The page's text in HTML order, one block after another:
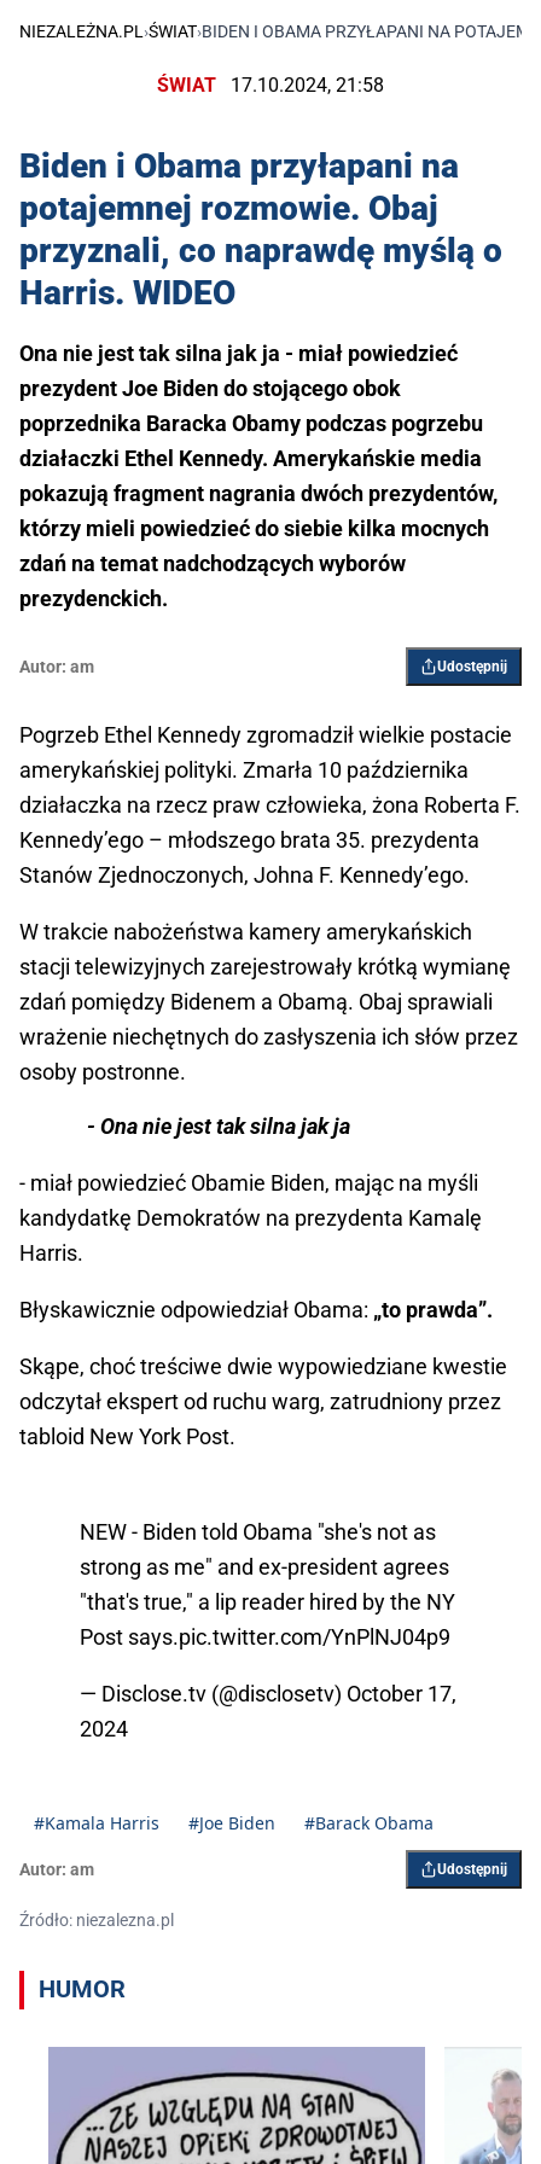
NIEZALEŻNA.PL ›ŚWIAT›BIDEN I OBAMA PRZYŁAPANI NA
ŚWIAT 17.10.2024, 21:58
Biden i Obama przyłapani na
potajemnej rozmowie. Obaj
przyznali, co naprawdę myślą o
Harris. WIDEO
Ona nie jest tak silna jak ja - miał powiedzieć
prezydent Joe Biden do stojącego obok
poprzednika Baracka Obamy podczas pogrzebu
działaczki Ethel Kennedy. Amerykańskie media
pokazują fragment nagrania dwóch prezydentów,
którzy mieli powiedzieć do siebie kilka mocnych
zdań na temat nadchodzących wyborów
prezydenckich.
Autor: am Udostępnij
Pogrzeb Ethel Kennedy zgromadził wielkie postacie
amerykańskiej polityki. Zmarła 10 października
działaczka na rzecz praw człowieka, żona Roberta F.
Kennedy’ego – młodszego brata 35. prezydenta
Stanów Zjednoczonych, Johna F. Kennedy’ego.
W trakcie nabożeństwa kamery amerykańskich
stacji telewizyjnych zarejestrowały krótką wymianę
zdań pomiędzy Bidenem a Obamą. Obaj sprawiali
wrażenie niechętnych do zasłyszenia ich słów przez
osoby postronne.
- Ona nie jest tak silna jak ja
- miał powiedzieć Obamie Biden, mając na myśli
kandydatkę Demokratów na prezydenta Kamalę
Harris.
Błyskawicznie odpowiedział Obama: „to prawda”.
Skąpe, choć treściwe dwie wypowiedziane kwestie
odczytał ekspert od ruchu warg, zatrudniony przez
tabloid New York Post.
NEW - Biden told Obama "she's not as
strong as me" and ex-president agrees
"that's true," a lip reader hired by the NY
Post says.pic.twitter.com/YnPlNJ04p9
— Disclose.tv (@disclosetv) October 17,
2024
#Kamala Harris #Joe Biden #Barack Obama
Autor: am Udostępnij
Źródło: niezalezna.pl
HUMOR